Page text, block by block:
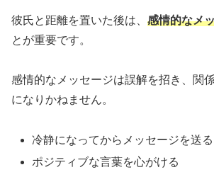
彼氏と距離を置いた後は、 感情的なメ
とが重要です。
感情的なメッセージは誤解を招き、関
になりかねません。
冷静になってからメッセージを送る
ポジティブな言葉を心がける